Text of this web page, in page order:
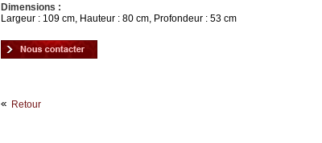
Dimensions :
Largeur : 109 cm, Hauteur : 80 cm, Profondeur : 53 cm
Retour